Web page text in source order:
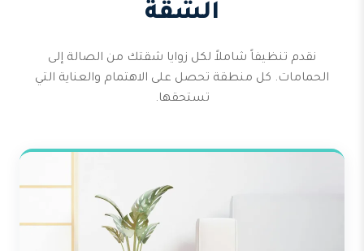
الشقة
نقدم تنظيفاً شاملاً لكل زوايا شقتك من الصالة إلى
الحمامات. كل منطقة تحصل على الاهتمام والعناية التي
تستحقها.